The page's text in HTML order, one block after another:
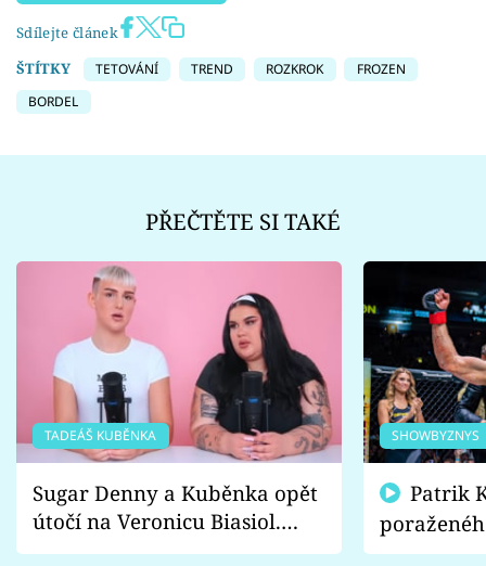
Sdílejte článek
ŠTÍTKY
TETOVÁNÍ TREND ROZKROK
FROZEN
BORDEL
PŘEČTĚTE SI TAKÉ
TADEÁŠ KUBĚNKA
Sugar Denny a Kuběnka opět
útočí na Veronicu Biasiol.
Proč je podle nich falešná a
SHOWBYZNYS
fanoušci